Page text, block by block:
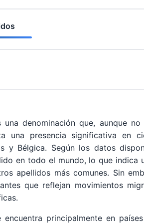
una denominación que, aunque
una presencia significativa en
y Bélgica. Según los datos
en todo el mundo, lo que indica
apellidos más comunes. Sin
que reflejan movimientos
encuentra principalmente en